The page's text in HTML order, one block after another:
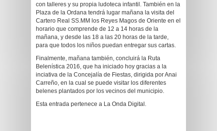
con talleres y su propia ludoteca infantil. También en la
Plaza de la Ordana tendrá lugar mañana la visita del
Cartero Real SS.MM los Reyes Magos de Oriente en el
horario que comprende de 12 a 14 horas de la
mañana, y desde las 18 a las 20 horas de la tarde,
para que todos los niños puedan entregar sus cartas.
Finalmente, mañana también, concluirá la Ruta
Belenística 2016, que ha iniciado hoy gracias a la
inciativa de la Concejalía de Fiestas, dirigida por Anai
Carreño, en la cual se puede visitar los diferentes
belenes plantados por los vecinos del municipio.
Esta entrada pertenece a La Onda Digital.